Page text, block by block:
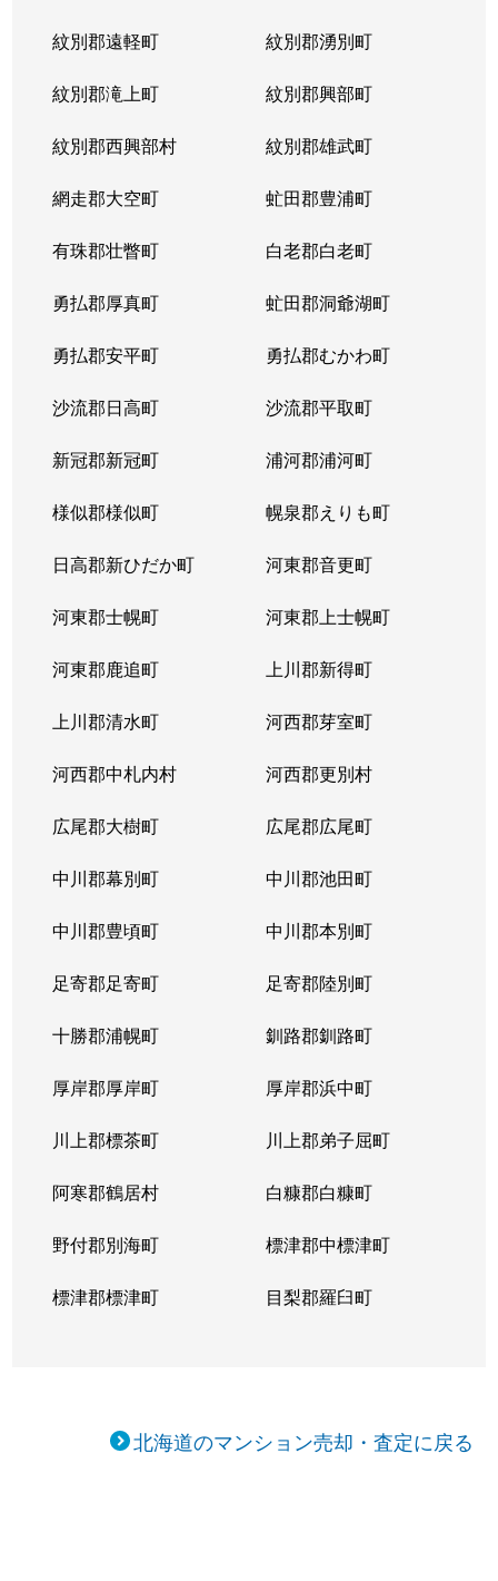
紋別郡遠軽町 紋別郡湧別町
紋別郡滝上町 紋別郡興部町
紋別郡西興部村 紋別郡雄武町
網走郡大空町 虻田郡豊浦町
有珠郡壮瞥町 白老郡白老町
勇払郡厚真町 虻田郡洞爺湖町
勇払郡安平町 勇払郡むかわ町
沙流郡日高町 沙流郡平取町
新冠郡新冠町 浦河郡浦河町
様似郡様似町 幌泉郡えりも町
日高郡新ひだか町 河東郡音更町
河東郡士幌町 河東郡上士幌町
河東郡鹿追町 上川郡新得町
上川郡清水町 河西郡芽室町
河西郡中札内村 河西郡更別村
広尾郡大樹町 広尾郡広尾町
中川郡幕別町 中川郡池田町
中川郡豊頃町 中川郡本別町
足寄郡足寄町 足寄郡陸別町
十勝郡浦幌町 釧路郡釧路町
厚岸郡厚岸町 厚岸郡浜中町
川上郡標茶町 川上郡弟子屈町
阿寒郡鶴居村 白糠郡白糠町
野付郡別海町 標津郡中標津町
標津郡標津町 目梨郡羅臼町
北海道のマンション売却・査定に戻る